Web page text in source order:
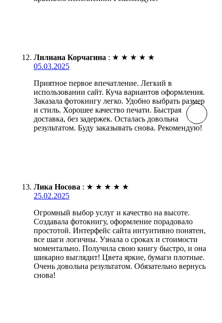
Лилиана Корчагина : ★ ★ ★ ★ ★
05.03.2025
Приятное первое впечатление. Легкий в
использовании сайт. Куча вариантов оформления.
Заказала фотокнигу легко. Удобно выбрать размер
и стиль. Хорошее качество печати. Быстрая
доставка, без задержек. Осталась довольна
результатом. Буду заказывать снова. Рекомендую!
Лика Носова : ★ ★ ★ ★ ★
25.02.2025
Огромный выбор услуг и качество на высоте.
Создавала фотокнигу, оформление порадовало
простотой. Интерфейс сайта интуитивно понятен,
все шаги логичны. Узнала о сроках и стоимости
моментально. Получила свою книгу быстро, и она
шикарно выглядит! Цвета яркие, бумаги плотные.
Очень довольна результатом. Обязательно вернусь
снова!